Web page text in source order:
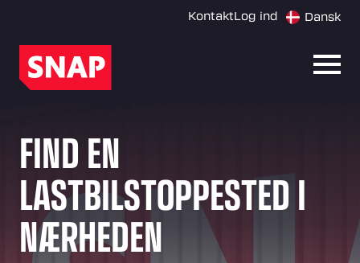
KontaktLog ind Dansk
FIND EN
LASTBILSTOPPESTED I
NÆRHEDEN